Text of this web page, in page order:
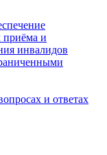
приёма и
инвалидов
и ответах